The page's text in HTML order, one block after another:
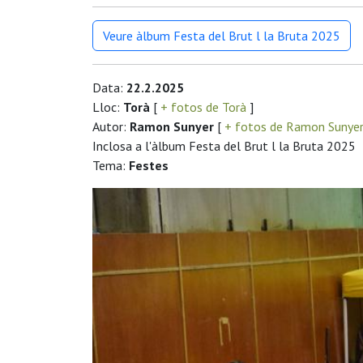
Veure àlbum Festa del Brut l la Bruta 2025
Data: 22.2.2025
Lloc: Torà [ + fotos de Torà ]
Autor: Ramon Sunyer [ + fotos de Ramon
Inclosa a l'àlbum Festa del Brut l la Bruta 2025
Tema: Festes